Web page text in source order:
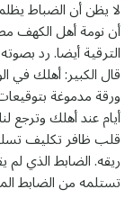
لا يظن أن الضباط
أن نومة أهل الكهف
الترقية أيضا. رد
قال الكبير: أهلك في
ورقة مدموغة
أيام عند أهلك وترجع
قلب ظافر تكليف
ريقه. الضابط الذي لم
تستلمه من الضابط